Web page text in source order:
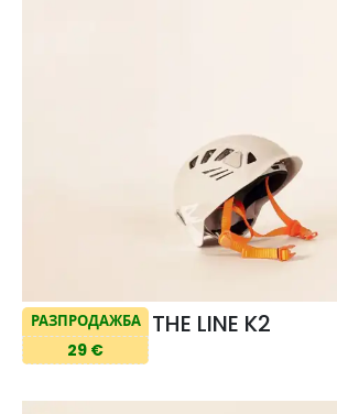
РАЗПРОДАЖБА
29 €
THE LINE K2